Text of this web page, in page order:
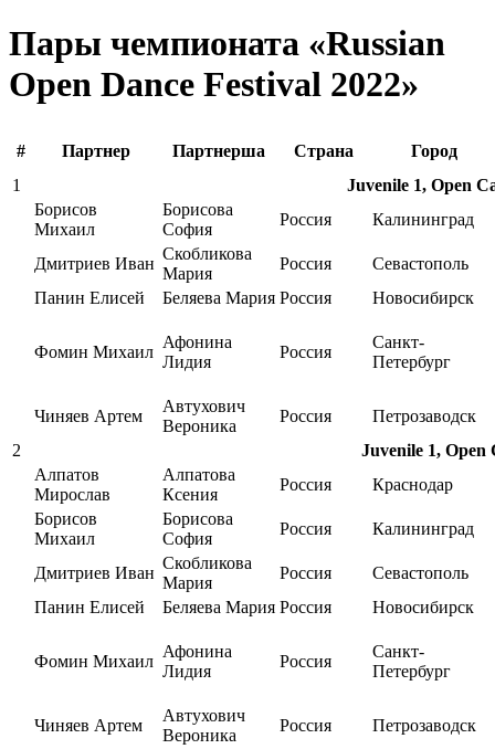
Пары чемпионата «Russian
Open Dance Festival 2022»
# Партнер Партнерша Страна
Город
1
Juvenile 1, Open
Борисов
Михаил
Борисова
София
Россия Калининград
Дмитриев Иван
Скобликова
Мария
Россия
Севастополь
Панин Елисей
Беляева Мария Россия Новосибирск
Фомин Михаил
Афонина
Лидия
Россия
Санкт-
Петербург
Чиняев Артем
Автухович
Вероника
Россия
Петрозаводск
2
Juvenile 1, Open
Алпатов
Мирослав
Алпатова
Ксения
Россия
Краснодар
Борисов
Михаил
Борисова
София
Россия Калининград
Дмитриев Иван
Скобликова
Мария
Россия
Севастополь
Панин Елисей
Беляева Мария Россия Новосибирск
Фомин Михаил
Афонина
Лидия
Россия
Санкт-
Петербург
Чиняев Артем
Автухович
Вероника
Россия
Петрозаводск